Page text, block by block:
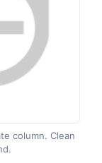
column. Clean